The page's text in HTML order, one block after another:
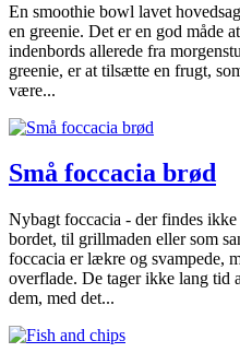
En smoothie bowl lavet
en greenie. Det er en god måde
indenbords allerede fra
greenie, er at tilsætte en frugt,
være...
Små foccacia brød
Nybagt foccacia - der findes
bordet, til grillmaden eller som
foccacia er lækre og svampede,
overflade. De tager ikke lang tid
dem, med det...